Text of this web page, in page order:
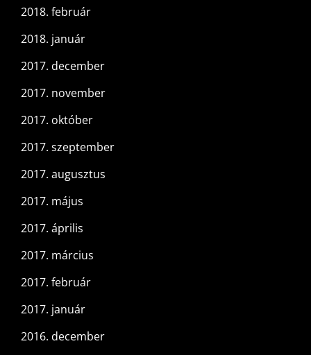
2018. február
2018. január
2017. december
2017. november
2017. október
2017. szeptember
2017. augusztus
2017. május
2017. április
2017. március
2017. február
2017. január
2016. december